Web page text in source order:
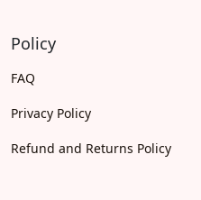
Policy
FAQ
Privacy Policy
Refund and Returns Policy